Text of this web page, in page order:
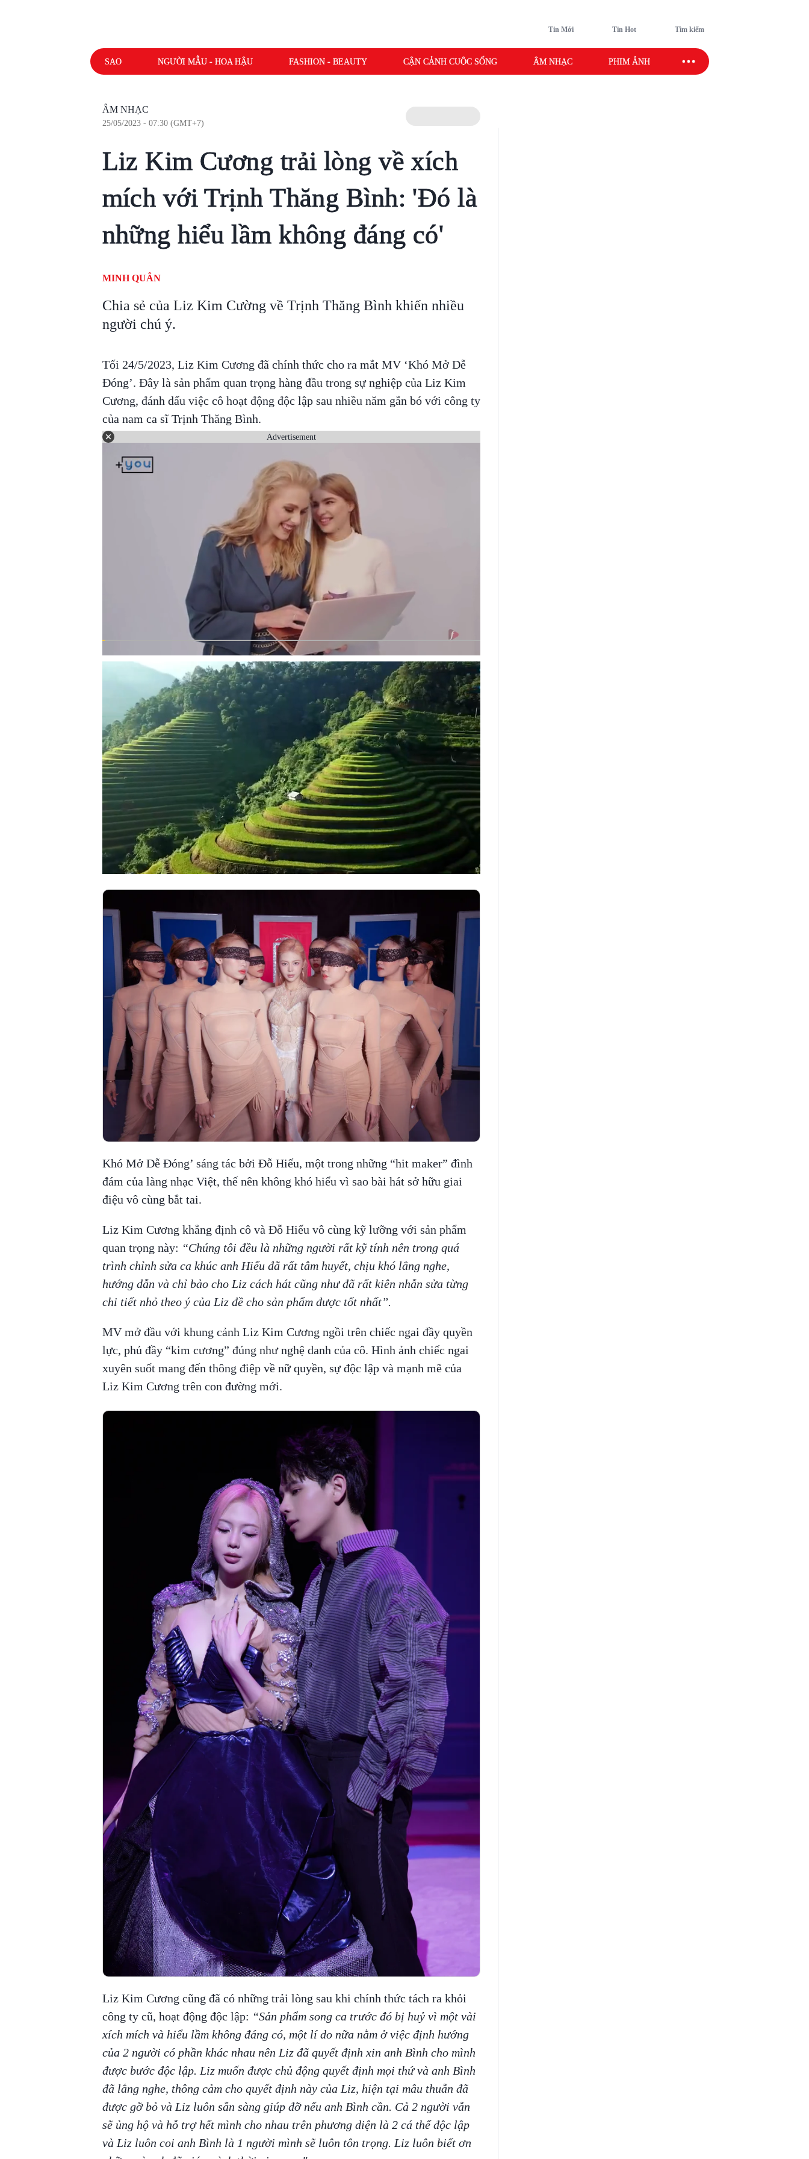
Tin Mới Tin Hot Tìm kiếm
SAO NGƯỜI MẪU - HOA HẬU FASHION - BEAUTY CẬN CẢNH CUỘC SỐNG ÂM NHẠC PHIM ẢNH SAO SPORT
ÂM NHẠC
25/05/2023 - 07:30 (GMT+7)
Liz Kim Cương trải lòng về xích
mích với Trịnh Thăng Bình: 'Đó là
những hiểu lầm không đáng có'
MINH QUÂN
Chia sẻ của Liz Kim Cường về Trịnh Thăng Bình khiến nhiều
người chú ý.
Tối 24/5/2023, Liz Kim Cương đã chính thức cho ra mắt MV ‘Khó Mở Dễ
Đóng’. Đây là sản phẩm quan trọng hàng đầu trong sự nghiệp của Liz Kim
Cương, đánh dấu việc cô hoạt động độc lập sau nhiều năm gắn bó với công ty
của nam ca sĩ Trịnh Thăng Bình.
Advertisement
Khó Mở Dễ Đóng’ sáng tác bởi Đỗ Hiếu, một trong những “hit maker” đình
đám của làng nhạc Việt, thế nên không khó hiểu vì sao bài hát sở hữu giai
điệu vô cùng bắt tai.
Liz Kim Cương khẳng định cô và Đỗ Hiếu vô cùng kỹ lưỡng với sản phẩm
quan trọng này: “Chúng tôi đều là những người rất kỹ tính nên trong quá
trình chỉnh sửa ca khúc anh Hiếu đã rất tâm huyết, chịu khó lắng nghe,
hướng dẫn và chỉ bảo cho Liz cách hát cũng như đã rất kiên nhẫn sửa từng
chi tiết nhỏ theo ý của Liz đề cho sản phẩm được tốt nhất”.
MV mở đầu với khung cảnh Liz Kim Cương ngồi trên chiếc ngai đầy quyền
lực, phủ đầy “kim cương” đúng như nghệ danh của cô. Hình ảnh chiếc ngai
xuyên suốt mang đến thông điệp về nữ quyền, sự độc lập và mạnh mẽ của
Liz Kim Cương trên con đường mới.
Liz Kim Cương cũng đã có những trải lòng sau khi chính thức tách ra khỏi
công ty cũ, hoạt động độc lập: “Sản phẩm song ca trước đó bị huỷ vì một vài
xích mích và hiểu lầm không đáng có, một lí do nữa nằm ở việc định hướng
của 2 người có phần khác nhau nên Liz đã quyết định xin anh Bình cho mình
được bước độc lập. Liz muốn được chủ động quyết định mọi thứ và anh Bình
đã lắng nghe, thông cảm cho quyết định này của Liz, hiện tại mâu thuẫn đã
được gỡ bỏ và Liz luôn sẵn sàng giúp đỡ nếu anh Bình cần. Cả 2 người vẫn
sẽ ủng hộ và hỗ trợ hết mình cho nhau trên phương diện là 2 cá thể độc lập
và Liz luôn coi anh Bình là 1 người mình sẽ luôn tôn trọng. Liz luôn biết ơn